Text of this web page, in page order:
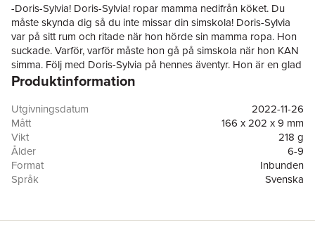
-Doris-Sylvia! Doris-Sylvia! ropar mamma nedifrån köket. Du
måste skynda dig så du inte missar din simskola! Doris-Sylvia
var på sitt rum och ritade när hon hörde sin mamma ropa. Hon
suckade. Varför, varför måste hon gå på simskola när hon KAN
simma. Följ med Doris-Sylvia på hennes äventyr. Hon är en glad
och sprallig tjej som älskar att testa nya saker. Serien om Doris-
Läs mer hos förlaget,
Produktinformation
Utgivningsdatum
2022-11-26
Mått
166 x 202 x 9 mm
Vikt
218 g
Ålder
6-9
Format
Inbunden
Språk
Svenska
Antal sidor
32